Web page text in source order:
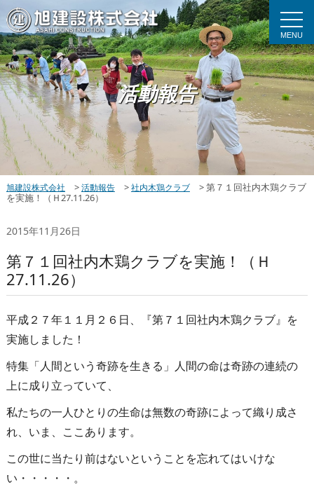
MENU
活動報告
旭建設株式会社 > 活動報告 > 社内木鶏クラブ >第７１回社内木鶏クラブ
を実施！（Ｈ27.11.26）
2015年11月26日
第７１回社内木鶏クラブを実施！（Ｈ
27.11.26）
平成２７年１１月２６日、『第７１回社内木鶏クラブ』を
実施しました！
特集「人間という奇跡を生きる」人間の命は奇跡の連続の
上に成り立っていて、
私たちの一人ひとりの生命は無数の奇跡によって織り成さ
れ、いま、ここあります。
この世に当たり前はないということを忘れてはいけな
い・・・・・。